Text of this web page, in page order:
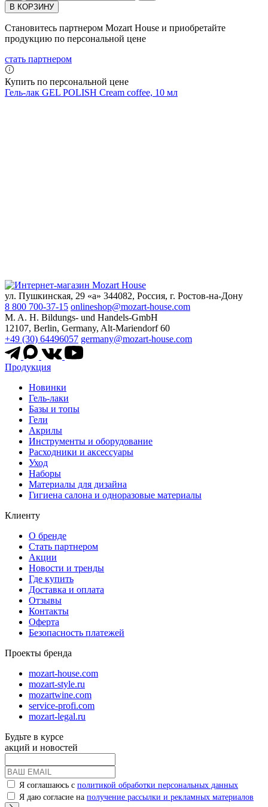
В КОРЗИНУ
Становитесь партнером Mozart House и приобретайте
продукцию по персональной цене
стать партнером
Купить по персональной цене
Гель-лак GEL POLISH Cream coffeе, 10 мл
ул. Пушкинская, 29 «а» 344082, Россия, г. Ростов-на-Дону
8 800 700-37-15 onlineshop@mozart-house.com
M. A. H. Bildungs- und Handels-GmbH
12107, Berlin, Germany, Alt-Mariendorf 60
+49 (30) 64496057 germany@mozart-house.com
Продукция
Новинки
Гель-лаки
Базы и топы
Гели
Акрилы
Инструменты и оборудование
Расходники и аксессуары
Уход
Наборы
Материалы для дизайна
Гигиена салона и одноразовые материалы
Клиенту
О бренде
Стать партнером
Акции
Новости и тренды
Где купить
Доставка и оплата
Отзывы
Контакты
Оферта
Безопасность платежей
Проекты бренда
mozart-house.com
mozart-style.ru
mozartwine.com
service-profi.com
mozart-legal.ru
Будьте в курсе
акций и новостей
Я соглашаюсь с политикой обработки персональных данных
Я даю согласие на получение рассылки и рекламных материалов